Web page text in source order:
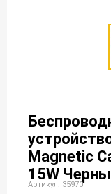
Magnetic
15W
Артикул: 35970